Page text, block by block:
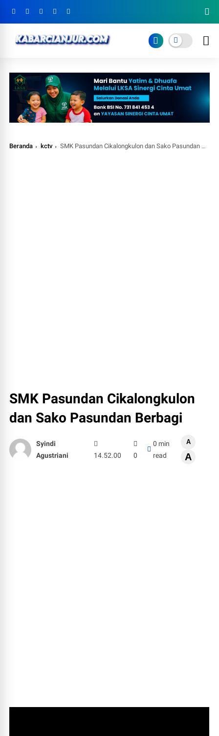
Beranda kctv SMK Pasundan Cikalongkulon dan Sako Pasundan Berbagi
SMK Pasundan Cikalongkulon
dan Sako Pasundan Berbagi
Syindi
Agustriani
14.52.00 0
0 min
read
A
A